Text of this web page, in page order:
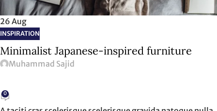
26 Aug
INSPIRATION
Minimalist Japanese-inspired furniture
Muhammad Sajid
0